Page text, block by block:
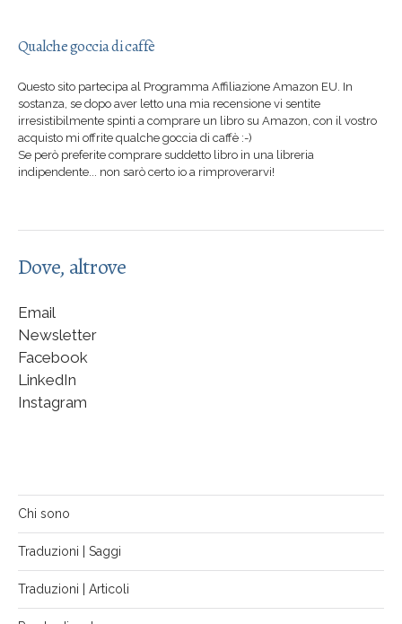
Qualche goccia di caffè
Questo sito partecipa al Programma Affiliazione Amazon EU. In
sostanza, se dopo aver letto una mia recensione vi sentite
irresistibilmente spinti a comprare un libro su Amazon, con il vostro
acquisto mi offrite qualche goccia di caffè :-)
Se però preferite comprare suddetto libro in una libreria
indipendente... non sarò certo io a rimproverarvi!
Dove, altrove
Email
Newsletter
Facebook
LinkedIn
Instagram
Chi sono
Traduzioni | Saggi
Traduzioni | Articoli